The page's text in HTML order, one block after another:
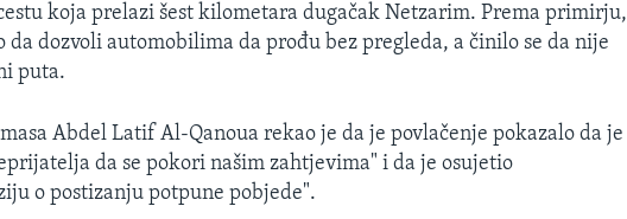
koja prelazi šest kilometara dugačak Netzarim. Prema primirju,
da dozvoli automobilima da prođu bez pregleda, a činilo se da nije
puta.
Abdel Latif Al-Qanoua rekao je da je povlačenje pokazalo da je
da se pokori našim zahtjevima" i da je osujetio
o postizanju potpune pobjede".